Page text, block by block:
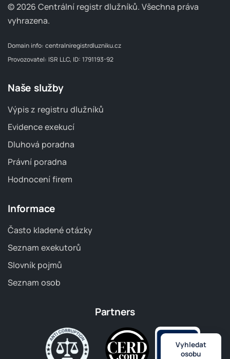
© 2026 Centrální registr dlužníků. Všechna práva
vyhrazena.
Domain info: centralniregistrdluzniku.cz
Provozovatel: ISR LLC, ID: 1791193-92
Naše služby
Výpis z registru dlužníků
Evidence exekucí
Dluhová poradna
Právní poradna
Hodnocení firem
Informace
Často kladené otázky
Seznam exekutorů
Slovník pojmů
Seznam osob
Partners
Vyhledat
osobu